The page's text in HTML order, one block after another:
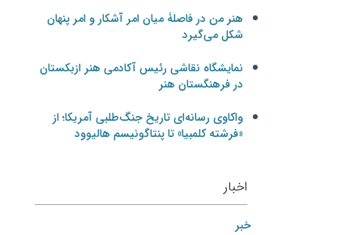
هنر من در فاصلۀ میان امر آشکار و امر پنهان
شکل می‌گیرد
نمایشگاه نقاشی رئیس آکادمی هنر ازبکستان
در فرهنگستان هنر
واکاوی رسانه‌ای تاریخ جنگ‌طلبی آمریکا؛ از
«فرشته کلمبیا» تا پنتاگونیسم هالیوود
اخبار
خبر